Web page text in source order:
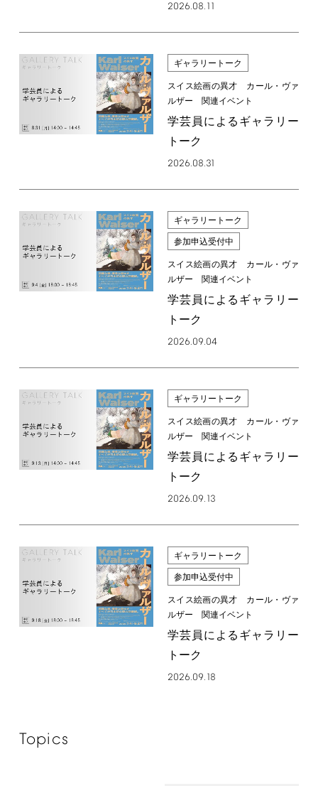
2026.08.11
ギャラリートーク
スイス絵画の異才 カール・ヴァ
ルザー 関連イベント
学芸員によるギャラリー
トーク
2026.08.31
ギャラリートーク
参加申込受付中
スイス絵画の異才 カール・ヴァ
ルザー 関連イベント
学芸員によるギャラリー
トーク
2026.09.04
ギャラリートーク
スイス絵画の異才 カール・ヴァ
ルザー 関連イベント
学芸員によるギャラリー
トーク
2026.09.13
ギャラリートーク
参加申込受付中
スイス絵画の異才 カール・ヴァ
ルザー 関連イベント
学芸員によるギャラリー
トーク
2026.09.18
Topics